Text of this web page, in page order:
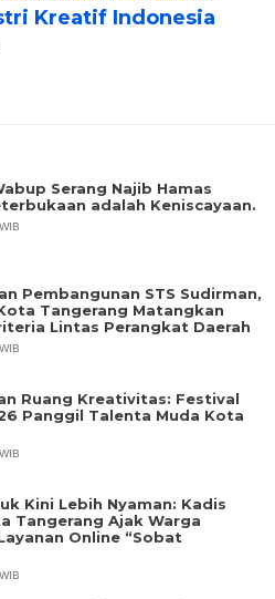
Serang Najib Hamas
adalah Keniscayaan.
Pembangunan STS Sudirman,
Tangerang Matangkan
Lintas Perangkat Daerah
Ruang Kreativitas: Festival
Panggil Talenta Muda Kota
Kini Lebih Nyaman: Kadis
Tangerang Ajak Warga
Online “Sobat
Kreatif Indonesia